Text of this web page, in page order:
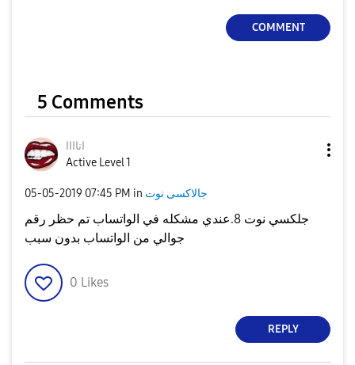
COMMENT
5 Comments
اناااا
Active Level 1
‎05-05-2019 07:45 PM in جالاكسى نوت
جلكسي نوت 8.عندي مشكله في الواتساب تم حظر رقم
جوالي من الواتساب بدون سبب
0 Likes
REPLY